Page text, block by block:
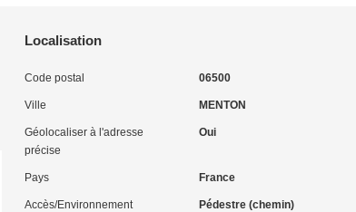
Localisation
Code postal 06500
Ville MENTON
Géolocaliser à l'adresse
précise
Oui
Pays France
Accès/Environnement
Pédestre (chemin)